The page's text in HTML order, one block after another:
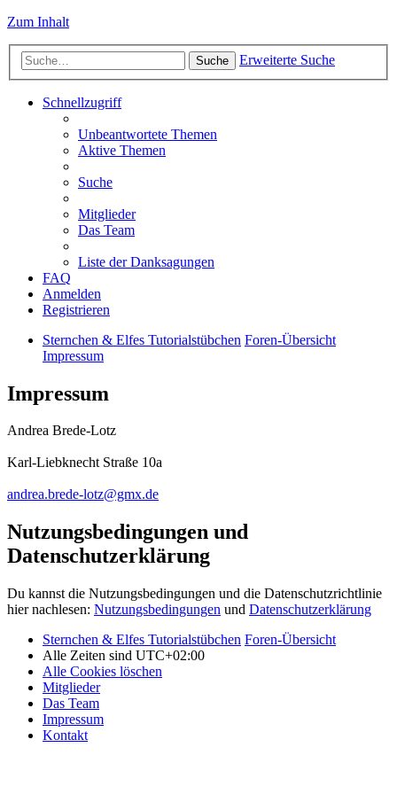
Zum Inhalt
Suche Erweiterte Suche
Schnellzugriff
Unbeantwortete Themen
Aktive Themen
Suche
Mitglieder
Das Team
Liste der Danksagungen
FAQ
Anmelden
Registrieren
Sternchen & Elfes Tutorialstübchen Foren-Übersicht
Impressum
Impressum
Andrea Brede-Lotz
Karl-Liebknecht Straße 10a
andrea.brede-lotz@gmx.de
Nutzungsbedingungen und
Datenschutzerklärung
Du kannst die Nutzungsbedingungen und die Datenschutzrichtlinie
hier nachlesen: Nutzungsbedingungen und Datenschutzerklärung
Sternchen & Elfes Tutorialstübchen Foren-Übersicht
Alle Zeiten sind UTC+02:00
Alle Cookies löschen
Mitglieder
Das Team
Impressum
Kontakt